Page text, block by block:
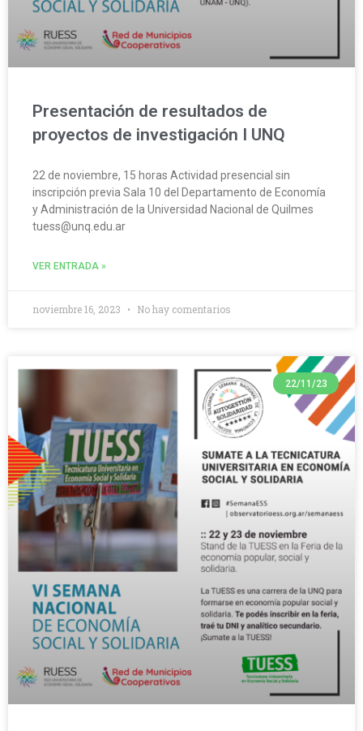
Presentación de resultados de
proyectos de investigación I UNQ
22 de noviembre, 15 horas Actividad presencial sin
inscripción previa Sala 10 del Departamento de Economía
y Administración de la Universidad Nacional de Quilmes
tuess@unq.edu.ar
VER ENTRADA »
noviembre 16, 2023 No hay comentarios
22/11/23